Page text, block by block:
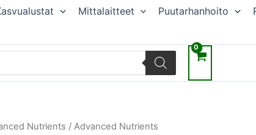
Mittalaitteet Puutarhanhoito
Nutrients / Advanced Nutrients